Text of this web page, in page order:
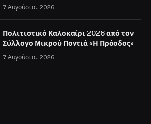
7 Αυγούστου 2026
Πολιτιστικό Καλοκαίρι 2026 από τον
Σύλλογο Μικρού Ποντιά «Η Πρόοδος»
7 Αυγούστου 2026